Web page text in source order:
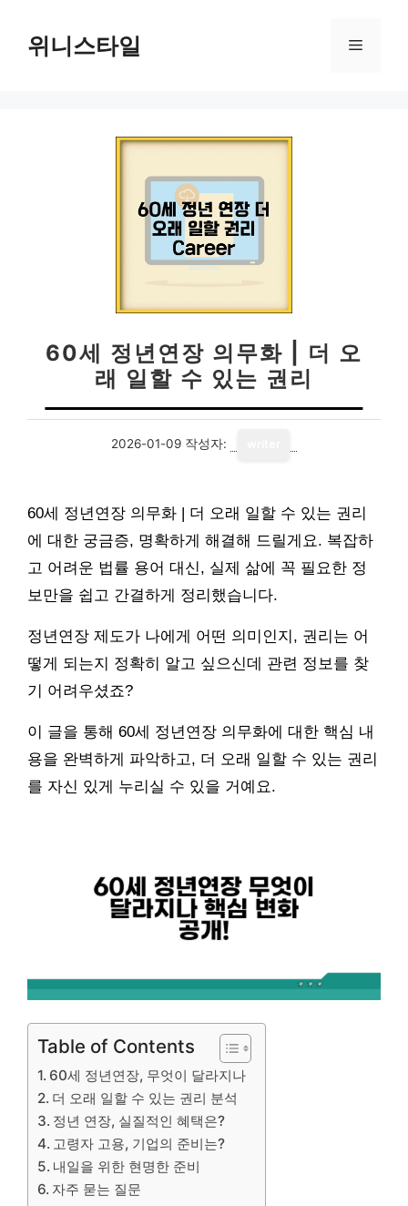
위니스타일 메
60세 정년연장 의무화 | 더 오
래 일할 수 있는 권리
2026-01-09 작성자:
60세 정년연장 의무화 | 더 오래 일할 수 있는 권리
에 대한 궁금증, 명확하게 해결해 드릴게요. 복잡하
고 어려운 법률 용어 대신, 실제 삶에 꼭 필요한 정
보만을 쉽고 간결하게 정리했습니다.
정년연장 제도가 나에게 어떤 의미인지, 권리는 어
떻게 되는지 정확히 알고 싶으신데 관련 정보를 찾
기 어려우셨죠?
이 글을 통해 60세 정년연장 의무화에 대한 핵심 내
용을 완벽하게 파악하고, 더 오래 일할 수 있는 권리
를 자신 있게 누리실 수 있을 거예요.
Table of Contents
60세 정년연장, 무엇이 달라지나
더 오래 일할 수 있는 권리 분석
정년 연장, 실질적인 혜택은?
고령자 고용, 기업의 준비는?
내일을 위한 현명한 준비
자주 묻는 질문